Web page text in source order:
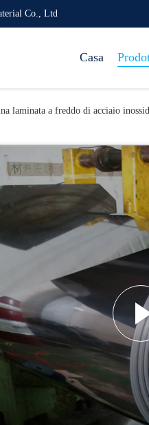
Co., Ltd
Casa
laminata a freddo di acciaio